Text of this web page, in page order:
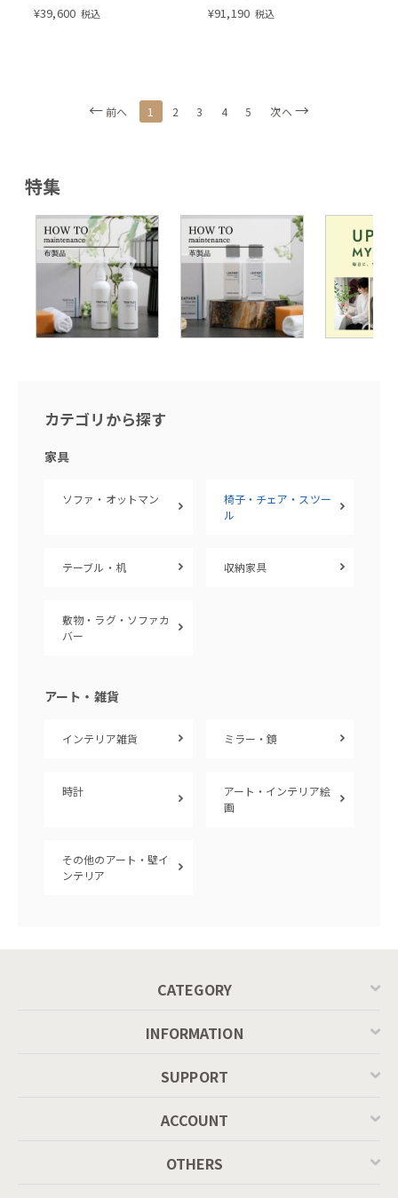
¥39,600 税込 ¥91,190 税込
前へ 1 2 3 4 5 次へ
特集
カテゴリから探す
家具
ソファ・オットマン
椅子・チェア・スツー
ル
テーブル・机 収納家具
敷物・ラグ・ソファカ
バー
アート・雑貨
インテリア雑貨 ミラー・鏡
時計
アート・インテリア絵
画
その他のアート・壁イ
ンテリア
CATEGORY
INFORMATION
SUPPORT
ACCOUNT
OTHERS